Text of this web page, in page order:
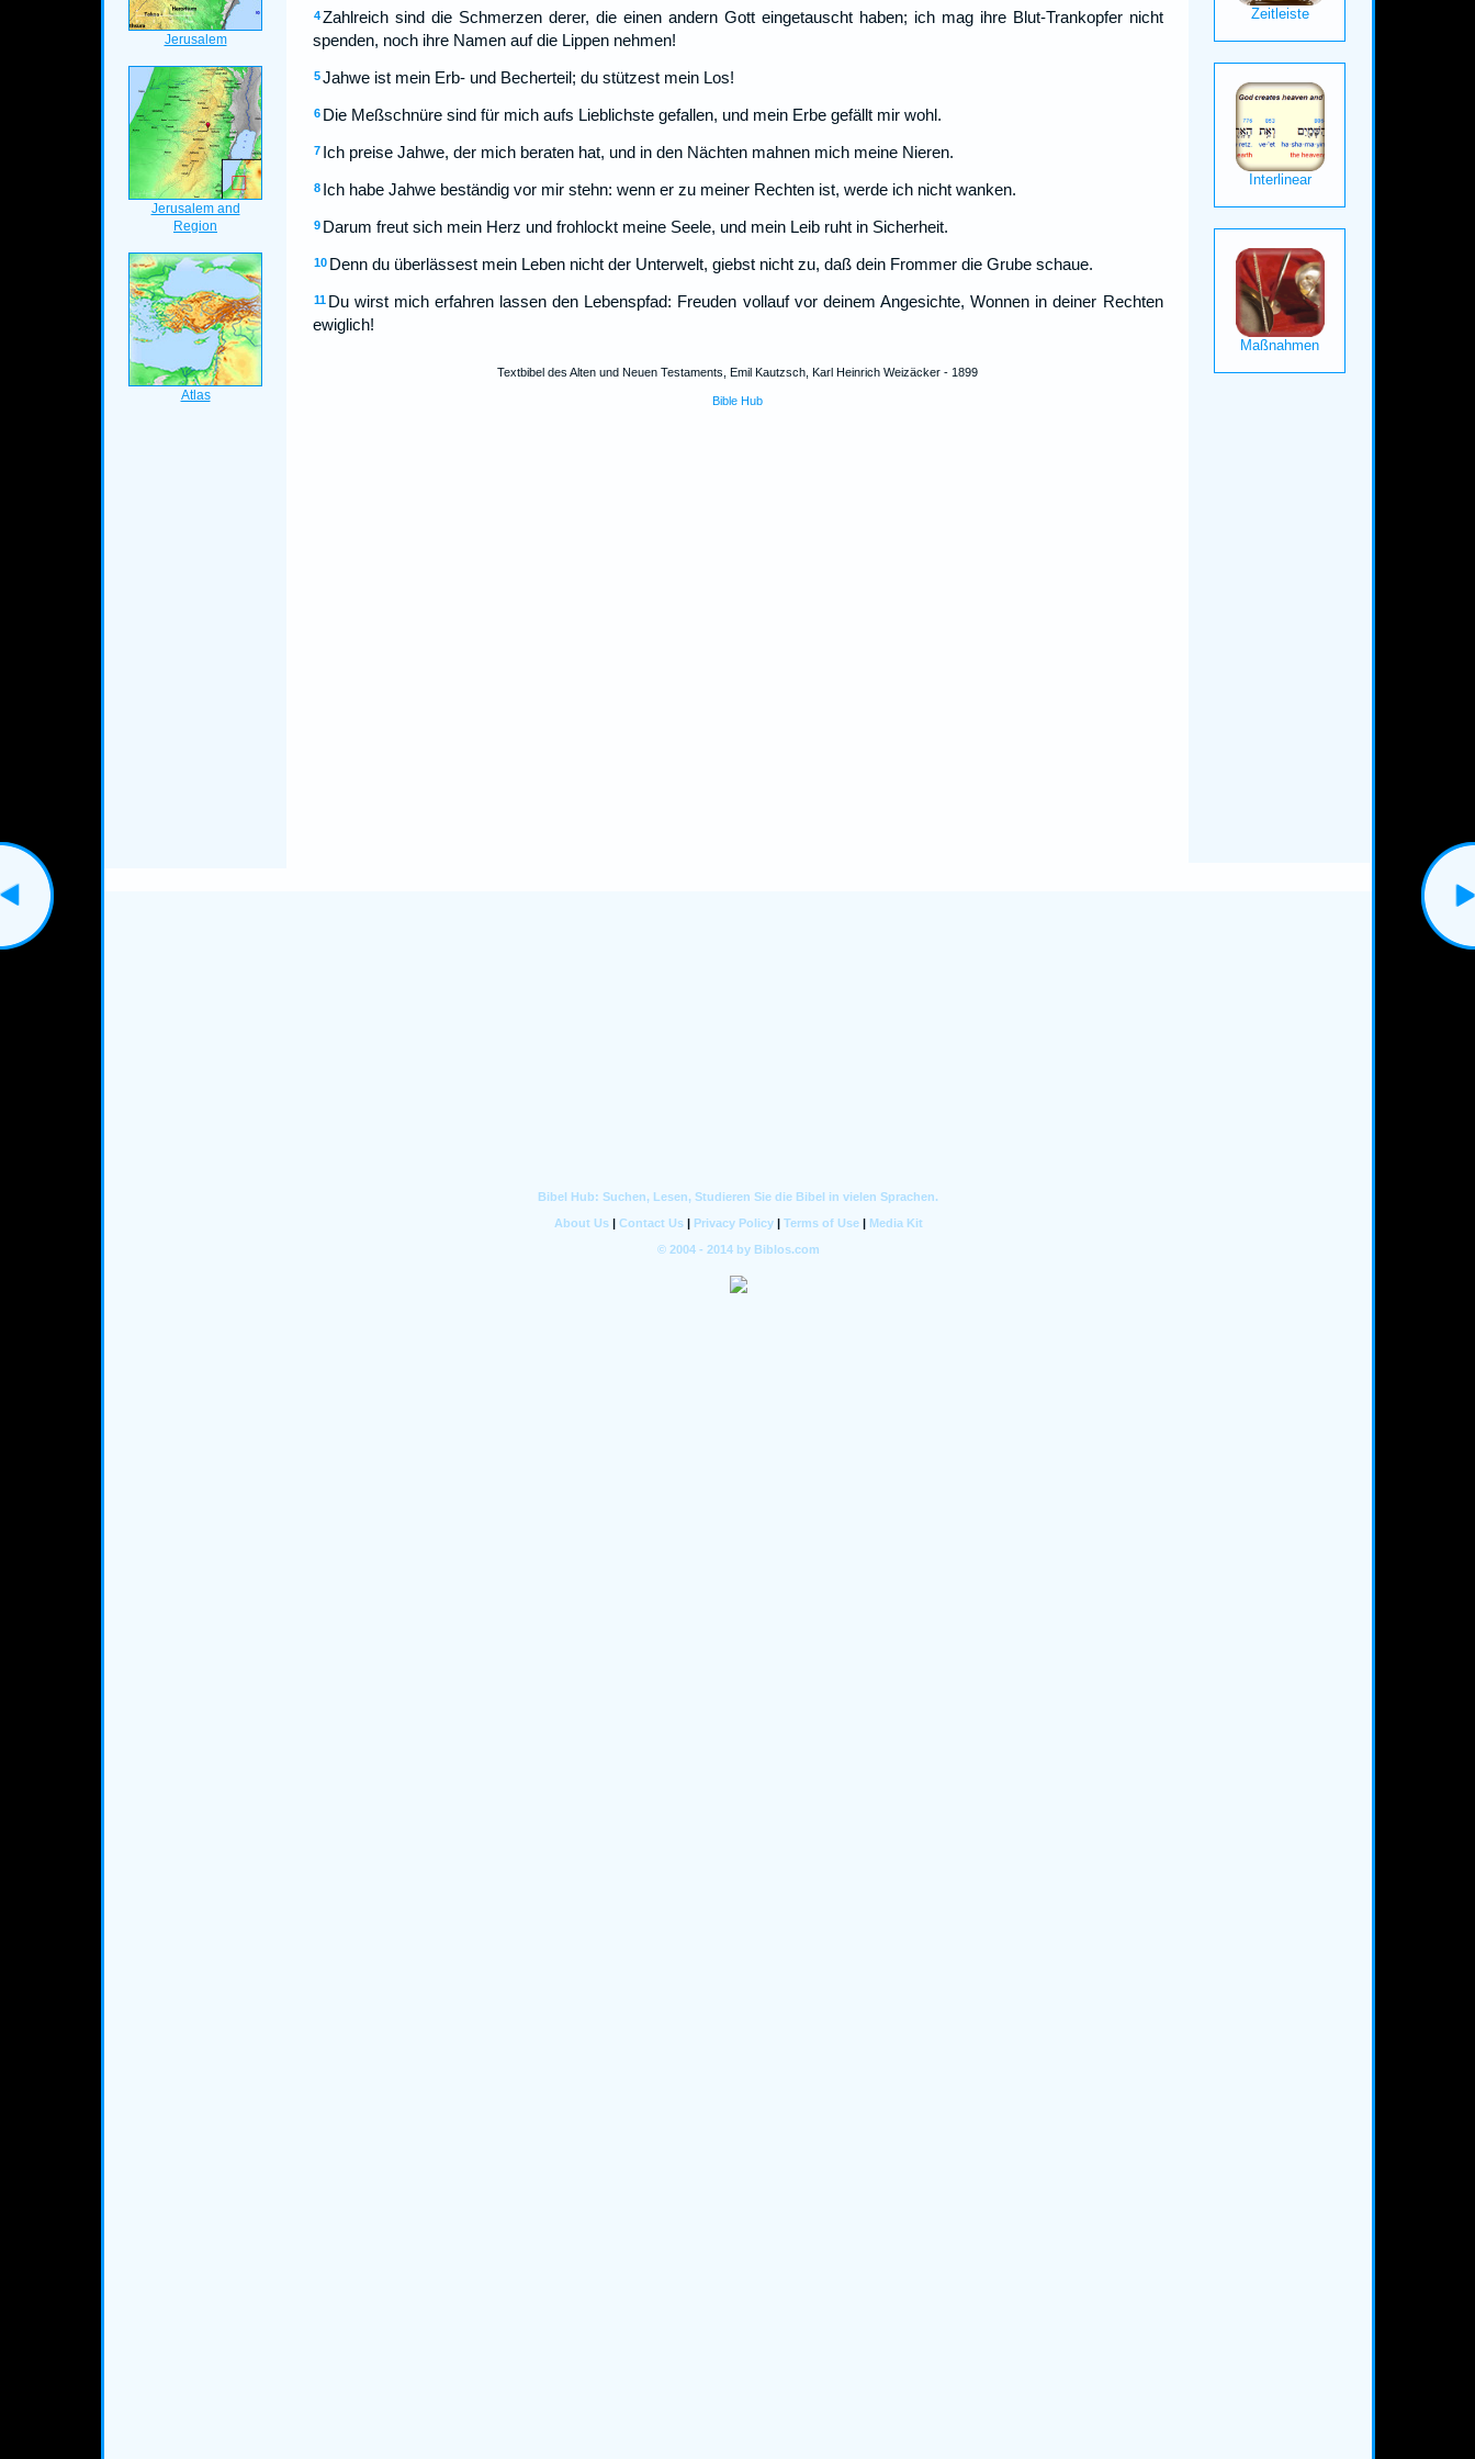
4 Zahlreich sind die Schmerzen derer, die einen andern Gott eingetauscht haben; ich mag ihre Blut-Trankopfer nicht
spenden, noch ihre Namen auf die Lippen nehmen!
5 Jahwe ist mein Erb- und Becherteil; du stützest mein Los!
6 Die Meßschnüre sind für mich aufs Lieblichste gefallen, und mein Erbe gefällt mir wohl.
7 Ich preise Jahwe, der mich beraten hat, und in den Nächten mahnen mich meine Nieren.
8 Ich habe Jahwe beständig vor mir stehn: wenn er zu meiner Rechten ist, werde ich nicht wanken.
9 Darum freut sich mein Herz und frohlockt meine Seele, und mein Leib ruht in Sicherheit.
10 Denn du überlässest mein Leben nicht der Unterwelt, giebst nicht zu, daß dein Frommer die Grube schaue.
11 Du wirst mich erfahren lassen den Lebenspfad: Freuden vollauf vor deinem Angesichte, Wonnen in deiner Rechten
ewiglich!
Textbibel des Alten und Neuen Testaments, Emil Kautzsch, Karl Heinrich Weizäcker - 1899
Bible Hub